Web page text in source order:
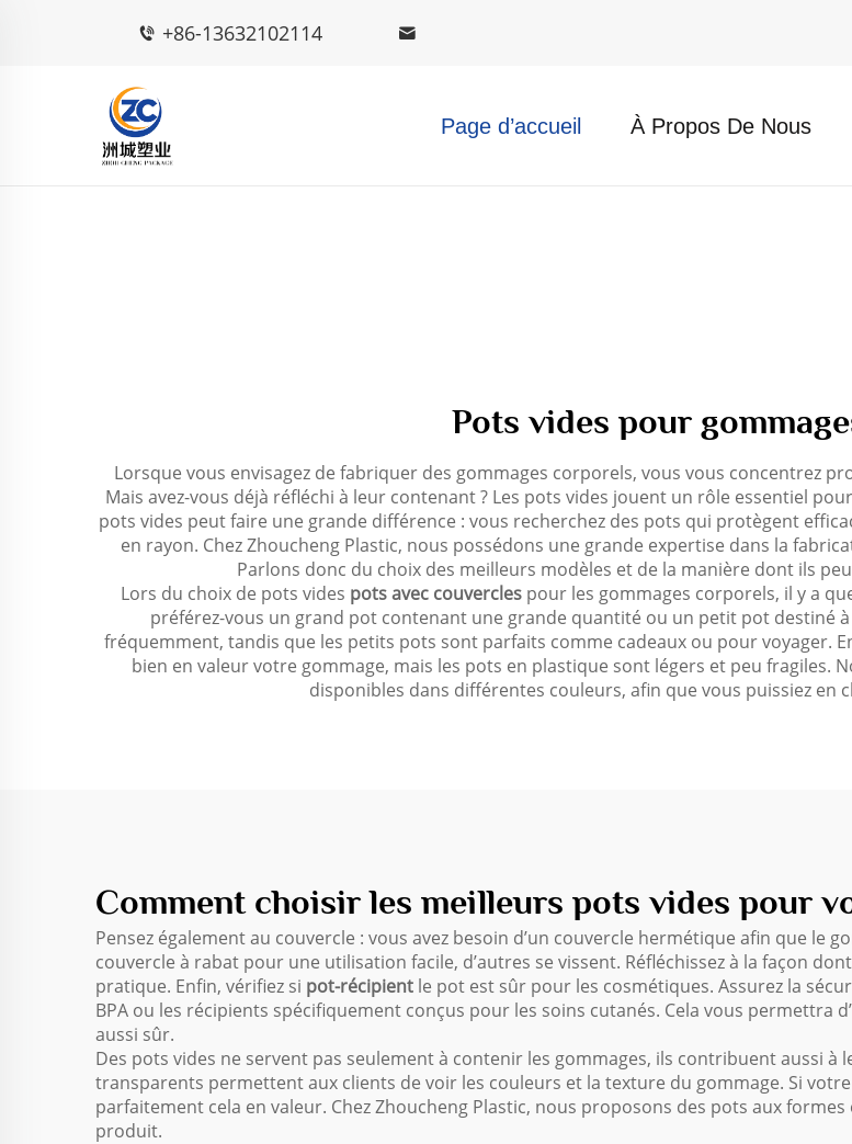
+86-13632102114
Page d’accueil À Propos De Nous
Pots vides pour
Lorsque vous envisagez de fabriquer des gommages corporels, vous vous concentrez
Mais avez-vous déjà réfléchi à leur contenant ? Les pots vides jouent un rôle essentiel
pots vides peut faire une grande différence : vous recherchez des pots qui protègent
en rayon. Chez Zhoucheng Plastic, nous possédons une grande expertise dans la
Parlons donc du choix des meilleurs modèles et de la manière dont ils
Lors du choix de pots vides pots avec couvercles pour les gommages corporels, il y a
préférez-vous un grand pot contenant une grande quantité ou un petit pot destiné
fréquemment, tandis que les petits pots sont parfaits comme cadeaux ou pour voyager.
bien en valeur votre gommage, mais les pots en plastique sont légers et peu
disponibles dans différentes couleurs, afin que vous puissiez en
Comment choisir les meilleurs pots vides pour
Pensez également au couvercle : vous avez besoin d’un couvercle hermétique afin que le
couvercle à rabat pour une utilisation facile, d’autres se vissent. Réfléchissez à la façon
pratique. Enfin, vérifiez si pot-récipient le pot est sûr pour les cosmétiques. Assurez la
BPA ou les récipients spécifiquement conçus pour les soins cutanés. Cela vous
aussi sûr.
Des pots vides ne servent pas seulement à contenir les gommages, ils contribuent aussi
transparents permettent aux clients de voir les couleurs et la texture du gommage. Si
parfaitement cela en valeur. Chez Zhoucheng Plastic, nous proposons des pots aux
produit.